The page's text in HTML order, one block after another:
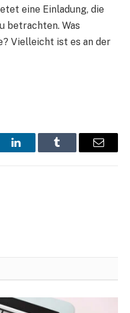
eine Einladung, die
betrachten. Was
Vielleicht ist es an der
LinkedInTumblr Email